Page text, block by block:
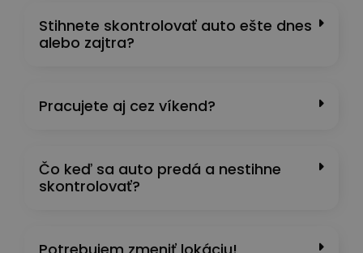
Stihnete skontrolovať auto ešte dnes
alebo zajtra?
Pracujete aj cez víkend?
Čo keď sa auto predá a nestihne
skontrolovať?